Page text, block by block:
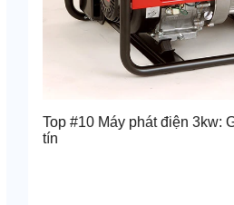
Top #10 Máy phát điện 3kw:
tín